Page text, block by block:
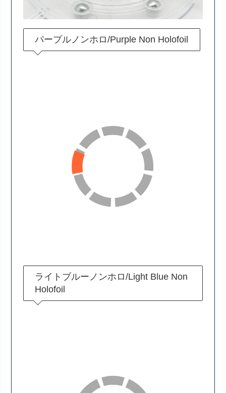
パープルノンホロ/Purple Non Holofoil
ライトブルーノンホロ/Light Blue Non
Holofoil